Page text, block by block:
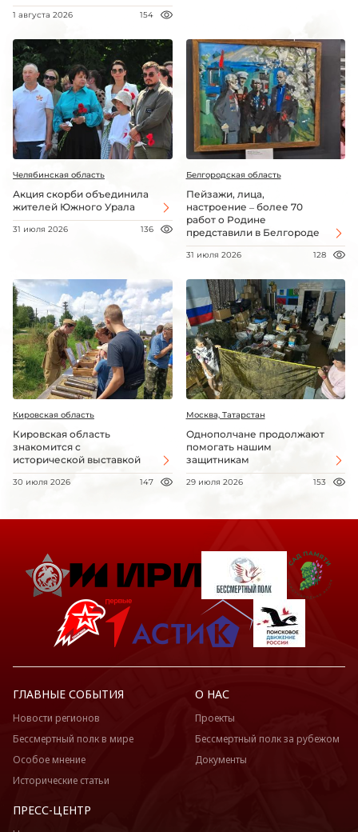
1 августа 2026 154
Челябинская область
Акция скорби объединила
жителей Южного Урала
31 июля 2026 136
Белгородская область
Пейзажи, лица,
настроение – более 70
работ о Родине
представили в Белгороде
31 июля 2026 128
Кировская область
Кировская область
знакомится с
исторической выставкой
30 июля 2026 147
Москва, Татарстан
Однополчане продолжают
помогать нашим
защитникам
29 июля 2026 153
ГЛАВНЫЕ СОБЫТИЯ
Новости регионов
Бессмертный полк в мире
Особое мнение
Исторические статьи
О НАС
Проекты
Бессмертный полк за рубежом
Документы
ПРЕСС-ЦЕНТР